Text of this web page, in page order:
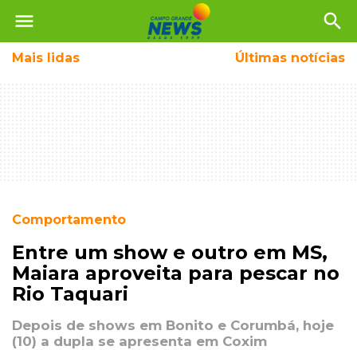
menu search
Mais lidas Últimas notícias
Comportamento
Entre um show e outro em MS,
Maiara aproveita para pescar no
Rio Taquari
Depois de shows em Bonito e Corumbá, hoje
(10) a dupla se apresenta em Coxim